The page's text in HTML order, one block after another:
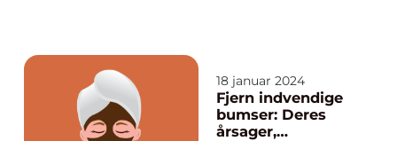
18 januar 2024
Fjern indvendige
bumser: Deres
årsager,